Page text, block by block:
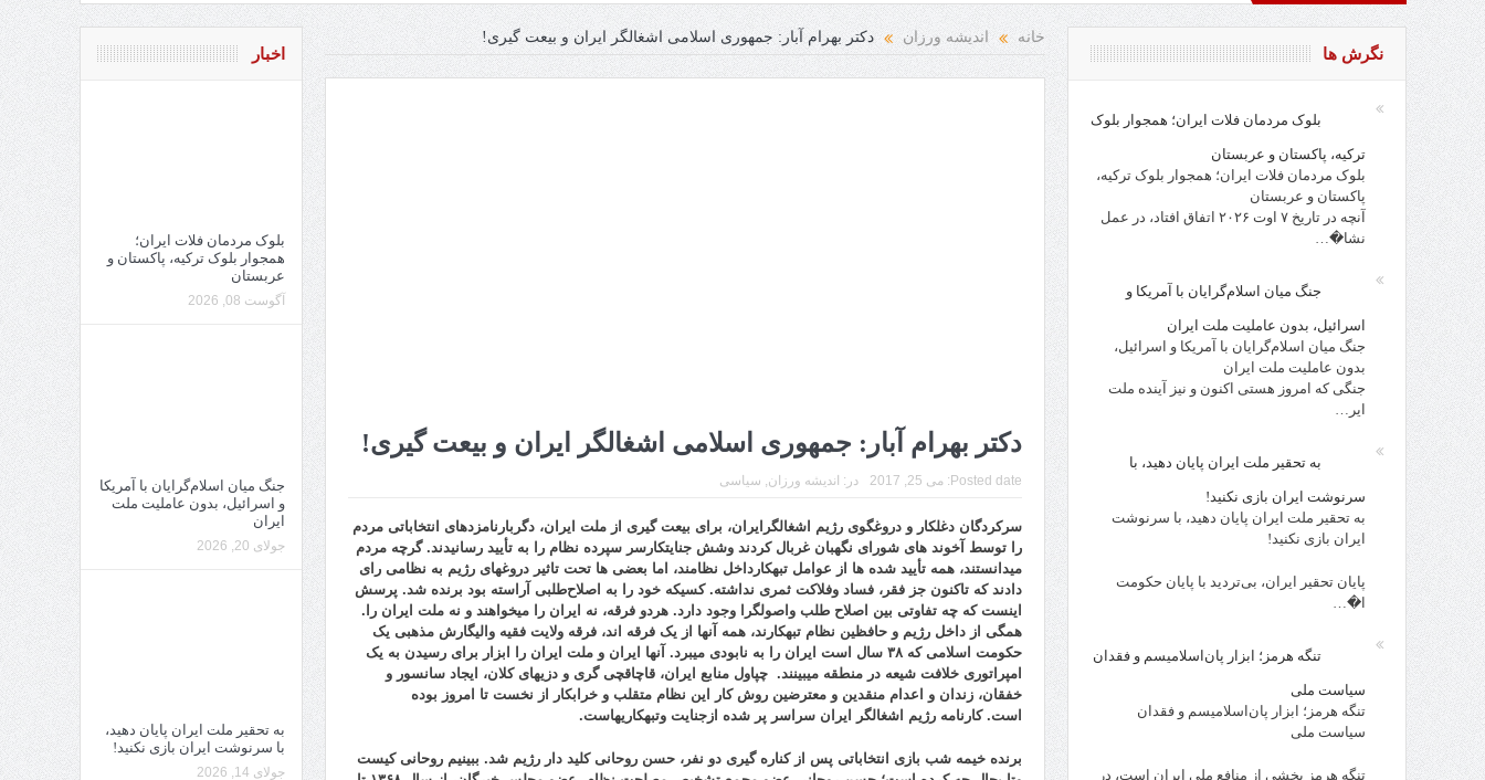
نقد از افراد، احزاب، حکام و مقدسات!
خانه اندیشه ورزان دکتر بهرام آبار: جمهوری اسلامی اشغالگر ایران و بیعت گیری!
دکتر بهرام آبار: جمهوری اسلامی اشغالگر ایران و بیعت گیری!
Posted date: می 25, 2017 در: اندیشه ورزان, سیاسی
سرکردگان دغلکار و دروغگوی رژیم اشغالگرایران، برای بیعت گیری از ملت ایران، دگربارنامزدهای انتخاباتی مردم
را توسط آخوند های شورای نگهبان غربال کردند وشش جنایتکارسر سپرده نظام را به تأیید رسانیدند. گرچه مردم
میدانستند، همه تأیید شده ها از عوامل تبهکارداخل نظامند، اما بعضی ها تحت تاثیر دروغهای رژیم به نظامی رای
دادند که تاکنون جز فقر، فساد وفلاکت ثمری نداشته. کسیکه خود را به اصلاح‌طلبی آراسته بود برنده شد. پرسش
اینست که چه تفاوتی بین اصلاح‌ طلب واصولگرا وجود دارد. هردو فرقه، نه ایران را میخواهند و نه ملت ایران را.
همگی از داخل رژیم و حافظین نظام تبهکارند، همه آنها از یک فرقه ‌اند، فرقه ولایت فقیه والیگارش مذهبی یک
حکومت اسلامی که ۳۸ سال است ایران را به نابودی میبرد. آنها ایران و ملت ایران را ابزار برای رسیدن به یک
امپراتوری خلافت شیعه در منطقه میبینند. چپاول منابع ایران، قاچاقچی گری و دزیهای کلان، ایجاد سانسور و
خفقان، زندان و اعدام منقدین و معترضین روشکار این نظام متقلب و خرابکار از نخست تا امروز بوده
است. کارنامه رژیم اشغالگر ایران سراسر پر شده ازجنایت وتبهکاریهاست.
برنده خیمه شب بازی انتخاباتی پس از کناره گیری دو نفر، حسن روحانی کلید دار رژیم شد. ببینیم روحانی کیست
اخبار
بلوک مردمان فلات ایران؛
همجوار بلوک ترکیه، پاکستان و
عربستان
آگوست 08, 2026
جنگ میان اسلام‌گرایان با آمریکا
و اسرائیل، بدون عاملیت ملت
ایران
جولای 20, 2026
به تحقیر ملت ایران پایان دهید،
با سرنوشت ایران بازی نکنید!
جولای 14, 2026
نگرش ها
بلوک مردمان فلات ایران؛ همجوار بلوک
ترکیه، پاکستان و عربستان
بلوک مردمان فلات ایران؛ همجوار بلوک ترکیه،
پاکستان و عربستان
آنچه در تاریخ ۷ اوت ۲۰۲۶ اتفاق افتاد، در عمل
نشا�…
جنگ میان اسلام‌گرایان با آمریکا و
اسرائیل، بدون عاملیت ملت ایران
جنگ میان اسلام‌گرایان با آمریکا و اسرائیل،
بدون عاملیت ملت ایران
جنگی که امروز هستی اکنون و نیز آینده ملت
ایر…
به تحقیر ملت ایران پایان دهید، با
سرنوشت ایران بازی نکنید!
به تحقیر ملت ایران پایان دهید، با سرنوشت
ایران بازی نکنید!
پایان تحقیر ایران، بی‌تردید با پایان حکومت
ا�…
تنگه هرمز؛ ابزار پان‌اسلامیسم و فقدان
سیاست ملی
تنگه هرمز؛ ابزار پان‌اسلامیسم و فقدان
سیاست ملی
تنگه هرمز بخشی از منافع ملی ایران است، در